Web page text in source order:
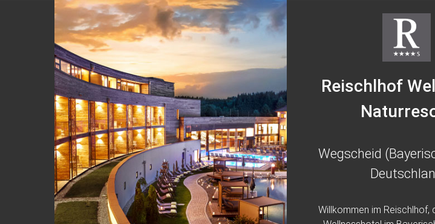
Reischlhof
Wegscheid
Willkommen im Reischlhof,